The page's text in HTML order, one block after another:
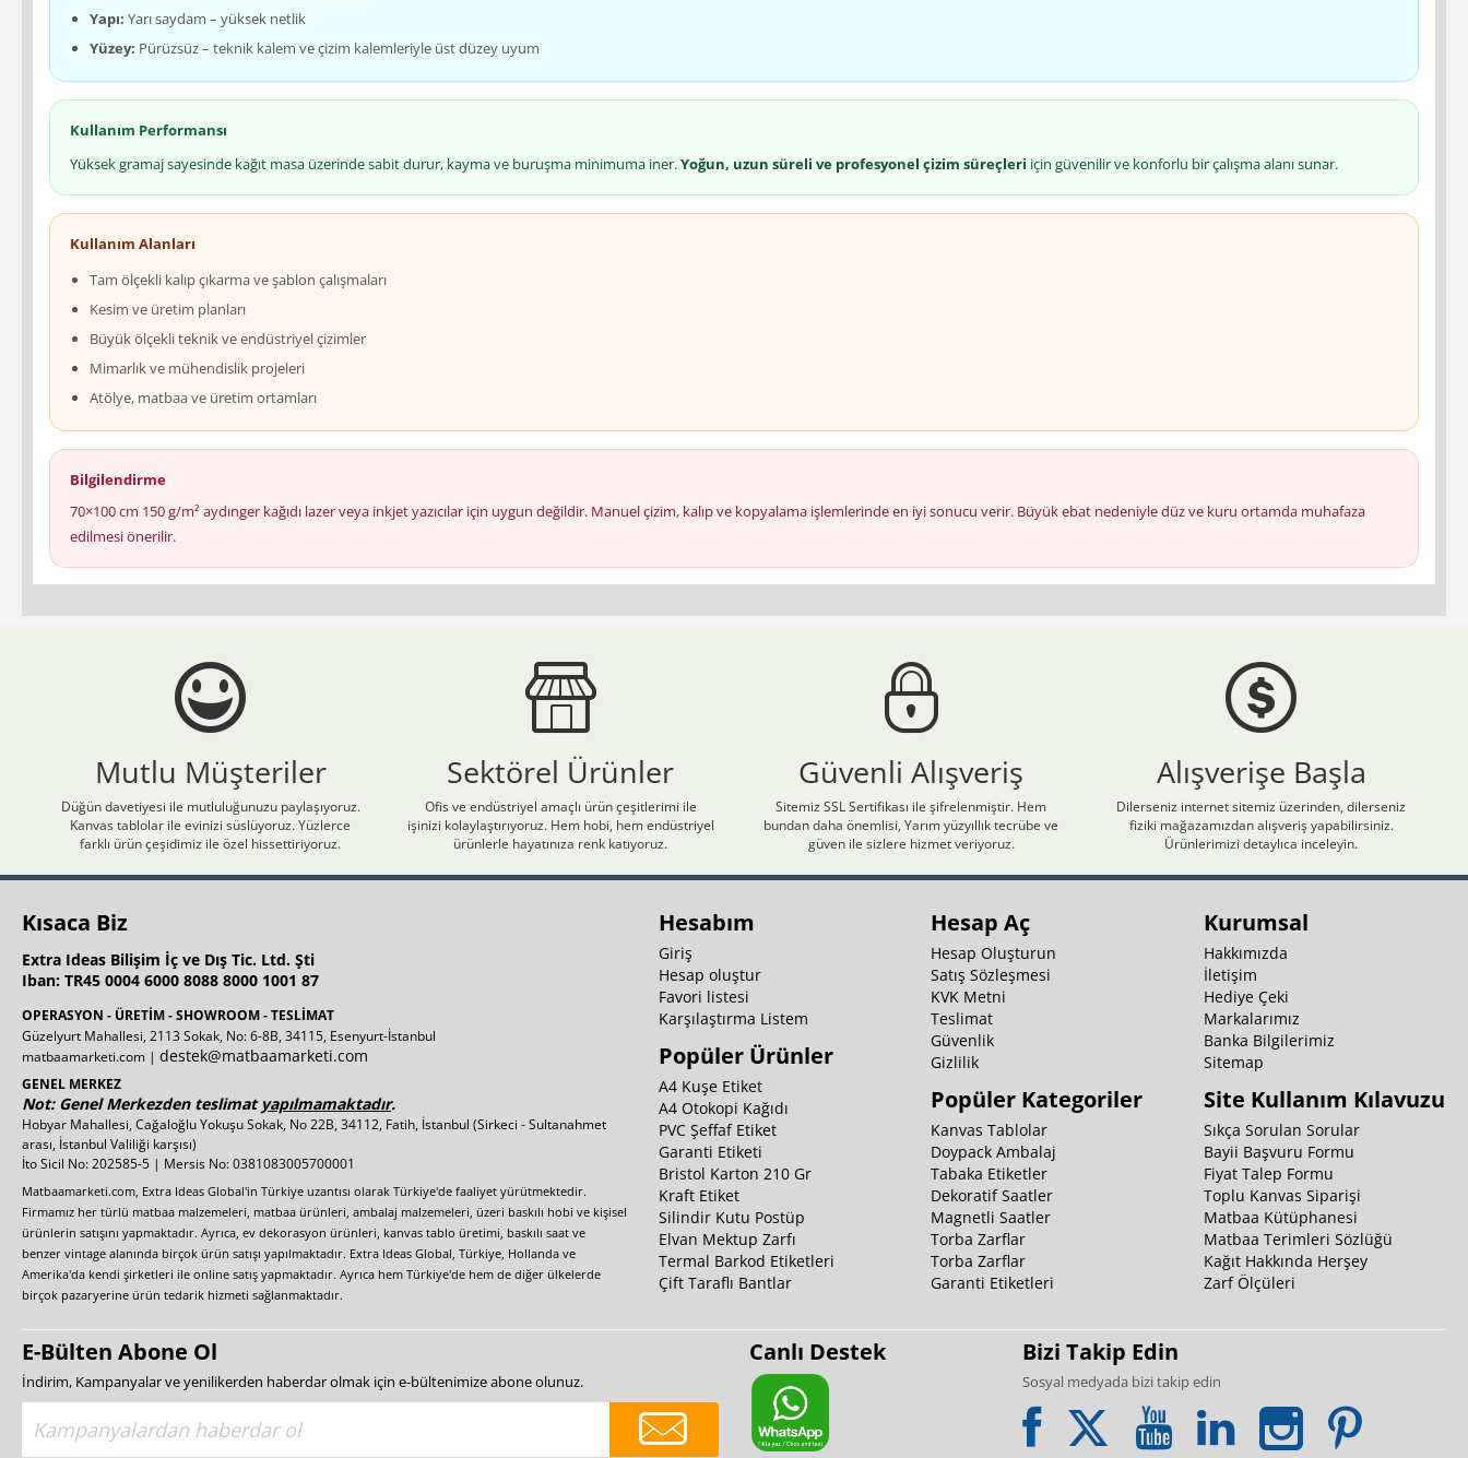
Yapı: Yarı saydam – yüksek netlik
Yüzey: Pürüzsüz – teknik kalem ve çizim kalemleriyle üst düzey uyum
Kullanım Performansı
Yüksek gramaj sayesinde kağıt masa üzerinde sabit durur, kayma ve buruşma minimuma iner.Yoğun, uzun süreli ve profesyonel çizim süreçleri için güvenilir ve konforlu bir çalışma alanı sunar.
Kullanım Alanları
Tam ölçekli kalıp çıkarma ve şablon çalışmaları
Kesim ve üretim planları
Büyük ölçekli teknik ve endüstriyel çizimler
Mimarlık ve mühendislik projeleri
Atölye, matbaa ve üretim ortamları
Bilgilendirme
70×100 cm 150 g/m² aydınger kağıdı lazer veya inkjet yazıcılar için uygun değildir. Manuel çizim, kalıp ve kopyalama işlemlerinde en iyi sonucu verir. Büyük ebat nedeniyle düz ve kuru ortamda muhafaza
edilmesi önerilir.
Mutlu Müşteriler
Düğün davetiyesi ile mutluluğunuzu paylaşıyoruz.
Kanvas tablolar ile evinizi süslüyoruz. Yüzlerce
farklı ürün çeşidimiz ile özel hissettiriyoruz.
Sektörel Ürünler
Ofis ve endüstriyel amaçlı ürün çeşitlerimi ile
işinizi kolaylaştırıyoruz. Hem hobi, hem endüstriyel
ürünlerle hayatınıza renk katıyoruz.
Güvenli Alışveriş
Sitemiz SSL Sertifikası ile şifrelenmiştir. Hem
bundan daha önemlisi, Yarım yüzyıllık tecrübe ve
güven ile sizlere hizmet veriyoruz.
Alışverişe Başla
Dilerseniz internet sitemiz üzerinden, dilerseniz
fiziki mağazamızdan alışveriş yapabilirsiniz.
Ürünlerimizi detaylıca inceleyin.
Kısaca Biz
Extra Ideas Bilişim İç ve Dış Tic. Ltd. Şti
Iban: TR45 0004 6000 8088 8000 1001 87
OPERASYON - ÜRETİM - SHOWROOM - TESLİMAT
Güzelyurt Mahallesi, 2113 Sokak, No: 6-8B, 34115, Esenyurt-İstanbul
matbaamarketi.com | destek@matbaamarketi.com
GENEL MERKEZ
Not: Genel Merkezden teslimat yapılmamaktadır.
Hobyar Mahallesi, Cağaloğlu Yokuşu Sokak, No 22B, 34112, Fatih, İstanbul (Sirkeci - Sultanahmet
arası, İstanbul Valiliği karşısı)
İto Sicil No: 202585-5 | Mersis No: 0381083005700001
Matbaamarketi.com, Extra Ideas Global'in Türkiye uzantısı olarak Türkiye'de faaliyet yürütmektedir.
Firmamız her türlü matbaa malzemeleri, matbaa ürünleri, ambalaj malzemeleri, üzeri baskılı hobi ve kişisel
ürünlerin satışını yapmaktadır. Ayrıca, ev dekorasyon ürünleri, kanvas tablo üretimi, baskılı saat ve
benzer vintage alanında birçok ürün satışı yapılmaktadır. Extra Ideas Global, Türkiye, Hollanda ve
Amerika'da kendi şirketleri ile online satış yapmaktadır. Ayrıca hem Türkiye'de hem de diğer ülkelerde
birçok pazaryerine ürün tedarik hizmeti sağlanmaktadır.
Hesabım
Giriş
Hesap oluştur
Favori listesi
Karşılaştırma Listem
Popüler Ürünler
A4 Kuşe Etiket
A4 Otokopi Kağıdı
PVC Şeffaf Etiket
Garanti Etiketi
Bristol Karton 210 Gr
Kraft Etiket
Silindir Kutu Postüp
Elvan Mektup Zarfı
Termal Barkod Etiketleri
Çift Taraflı Bantlar
Hesap Aç
Hesap Oluşturun
Satış Sözleşmesi
KVK Metni
Teslimat
Güvenlik
Gizlilik
Popüler Kategoriler
Kanvas Tablolar
Doypack Ambalaj
Tabaka Etiketler
Dekoratif Saatler
Magnetli Saatler
Torba Zarflar
Torba Zarflar
Garanti Etiketleri
Kurumsal
Hakkımızda
İletişim
Hediye Çeki
Markalarımız
Banka Bilgilerimiz
Sitemap
Site Kullanım Kılavuzu
Sıkça Sorulan Sorular
Bayii Başvuru Formu
Fiyat Talep Formu
Toplu Kanvas Siparişi
Matbaa Kütüphanesi
Matbaa Terimleri Sözlüğü
Kağıt Hakkında Herşey
Zarf Ölçüleri
E-Bülten Abone Ol
İndirim, Kampanyalar ve yenilikerden haberdar olmak için e-bültenimize abone olunuz.
Canlı Destek Bizi Takip Edin
Sosyal medyada bizi takip edin